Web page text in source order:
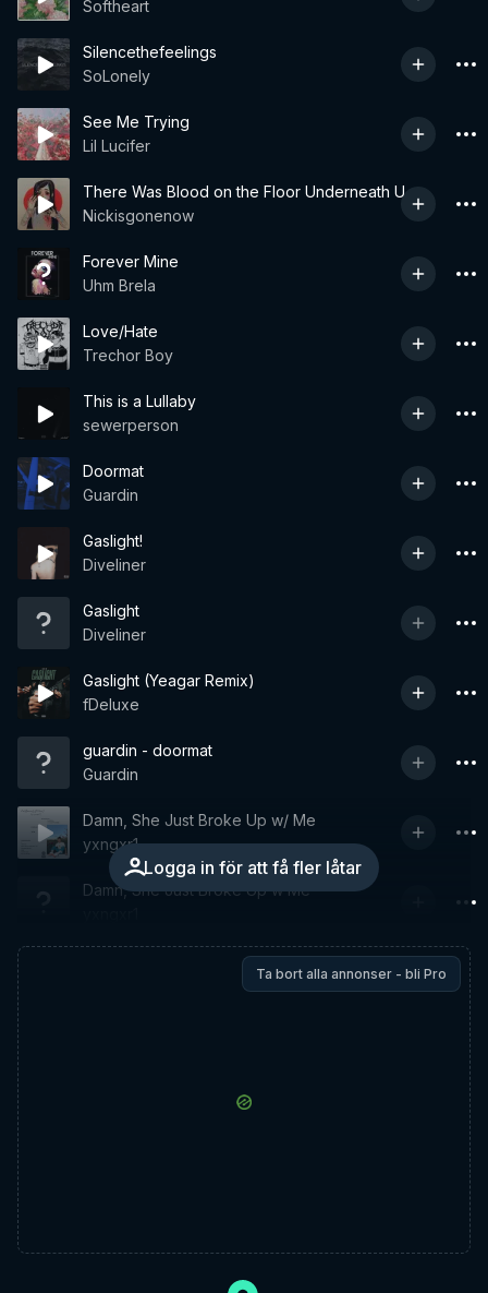
Softheart
Silencethefeelings
SoLonely
See Me Trying
Lil Lucifer
There Was Blood on the Floor Underneath U
Nickisgonenow
Forever Mine
Uhm Brela
Love/Hate
Trechor Boy
This is a Lullaby
sewerperson
Doormat
Guardin
Gaslight!
Diveliner
Gaslight
Diveliner
Gaslight (Yeagar Remix)
fDeluxe
guardin - doormat
Guardin
Logga in för att få fler låtar
Damn, She Just Broke Up w/ Me
yxngxr1
Damn, She Just Broke Up w Me
Ta bort alla annonser - bli Pro